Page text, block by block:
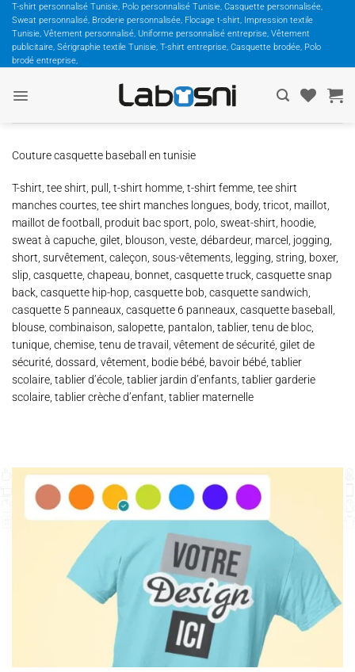
Passer
contenu
T-shirt personnalisé Tunisie, Polo personnalisé Tunisie, Casquette personnalisée,
Sweat personnalisé, Broderie personnalisée, Flocage t-shirt, Impression textile
Tunisie, Vêtement personnalisé, Uniforme personnalisé entreprise, Vêtement
publicitaire, Sérigraphie textile Tunisie, T-shirt entreprise, Casquette brodée, Polo
brodé entreprise,
Couture casquette baseball en tunisie
T-shirt, tee shirt, pull, t-shirt homme, t-shirt femme, tee shirt
manches courtes, tee shirt manches longues, body, tricot, maillot,
maillot de football, produit bac sport, polo, sweat-shirt, hoodie,
sweat à capuche, gilet, blouson, veste, débardeur, marcel, jogging,
short, survêtement, caleçon, sous-vêtements, legging, string, boxer,
slip, casquette, chapeau, bonnet, casquette truck, casquette snap
back, casquette hip-hop, casquette bob, casquette sandwich,
casquette 5 panneaux, casquette 6 panneaux, casquette baseball,
blouse, combinaison, salopette, pantalon, tablier, tenu de bloc,
tunique, chemise, tenu de travail, vêtement de sécurité, gilet de
sécurité, dossard, vêtement, bodie bébé, bavoir bébé, tablier
scolaire, tablier d’école, tablier jardin d’enfants, tablier garderie
scolaire, tablier crèche d’enfant, tablier maternelle